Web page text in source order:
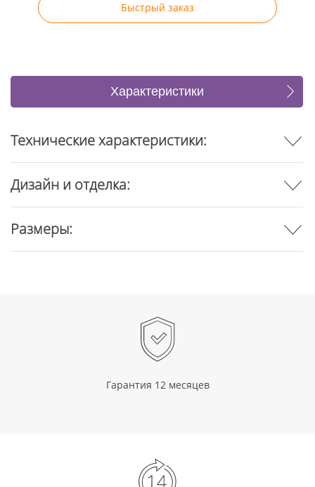
Быстрый заказ
Характеристики
Отзывы
Технические характеристики:
Дизайн и отделка:
Размеры:
Гарантия 12 месяцев